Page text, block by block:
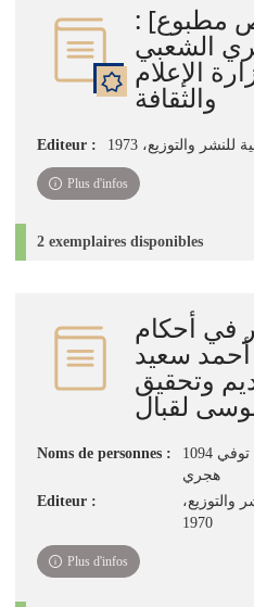
مطبوع] :
الشعبي
الإعلام
والثقافة
Editeur : والتوزيع، 1973
Plus d'infos
2 exemplaires disponibles
في أحكام
أحمد سعيد
وتحقيق
Noms de personnes :
المجيلدي، أحمد بن سعيد، توفي 1094
هجري
Editeur :
والتوزيع،
1970
Plus d'infos